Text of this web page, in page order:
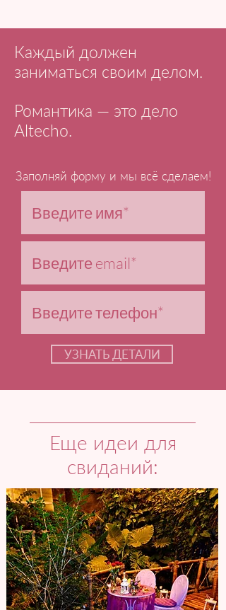
Каждый должен
заниматься своим делом.
Романтика — это дело
Altecho.
Заполняй форму и мы всё сделаем!
УЗНАТЬ ДЕТАЛИ
Еще идеи для
свиданий: